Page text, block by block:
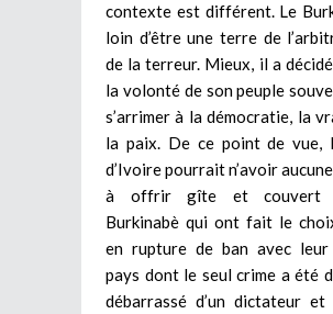
contexte est différent. Le
loin d’être une terre de
de la terreur. Mieux, il a
la volonté de son peuple
s’arrimer à la démocratie, la
la paix. De ce point de vue,
d’Ivoire pourrait n’avoir
à offrir gîte et couvert
Burkinabè qui ont fait le
en rupture de ban avec
pays dont le seul crime a été
débarrassé d’un dictateur